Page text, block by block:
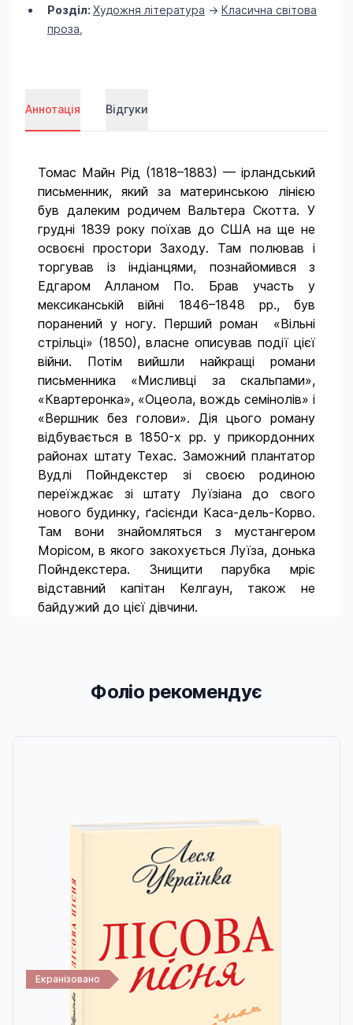
Розділ: Художня література -> Класична світова
проза
Аннотація Відгуки
Томас Майн Рід (1818–1883) — ірландський
письменник, який за материнською лінією
був далеким родичем Вальтера Скотта. У
грудні 1839 року поїхав до США на ще не
освоєні простори Заходу. Там полював і
торгував із індіанцями, познайомився з
Едгаром Алланом По. Брав участь у
мексиканській війні 1846–1848 рр., був
поранений у ногу. Перший роман «Вільні
стрільці» (1850), власне описував події цієї
війни. Потім вийшли найкращі романи
письменника «Мисливці за скальпами»,
«Квартеронка», «Оцеола, вождь семінолів» і
«Вершник без голови». Дія цього роману
відбувається в 1850-х рр. у прикордонних
районах штату Техас. Заможний плантатор
Вудлі Пойндекстер зі своєю родиною
переїжджає зі штату Луїзіана до свого
нового будинку, ґасієнди Каса-дель-Корво.
Там вони знайомляться з мустангером
Морісом, в якого закохується Луїза, донька
Пойндекстера. Знищити парубка мріє
відставний капітан Келгаун, також не
байдужий до цієї дівчини.
Фоліо рекомендує
Екранізовано